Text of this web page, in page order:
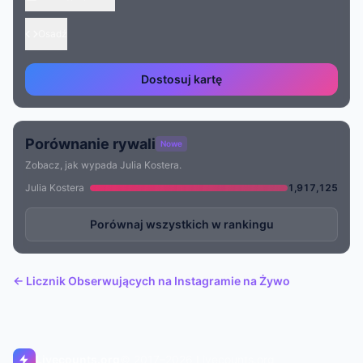
Dostosuj kartę
Porównanie rywali Nowe
Zobacz, jak wypada Julia Kostera.
Julia Kostera
1,917,125
Porównaj wszystkich w rankingu
← Licznik Obserwujących na Instagramie na Żywo